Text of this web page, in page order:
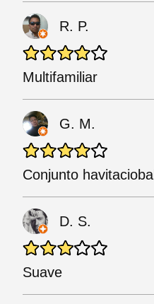
R. P.
Multifamiliar
G. M.
Conjunto havitaciobal
D. S.
Suave